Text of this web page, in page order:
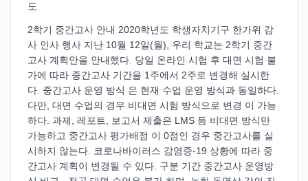
도
2학기 중간고사 안내 2020학년도 학생자치기구 한가위 감
사 인사 행사 지난 10월 12일(월), 우리 학교는 2학기 중간
고사 계획안을 안내했다. 당일 온라인 시험 후 대면 시험 불
가에 따라 중간고사 기간을 1주에서 2주로 변경해 실시한
다. 중간고사 운영 방식 은 현재 수업 운영 방식과 동일하다.
다만, 대면 수업의 경우 비대면 시험 방식으로 변경 이 가능
하다. 과제, 레포트, 보고서 제출은 LMS 등 비대면 방식만
가능하고 중간고사 평가배점 이 0점인 경우 중간고사를 실
시하지 않는다. 코로나바이러스 감염증-19 상황에 따라 중
간고사 계획이 변경될 수 있다. 구분 기간 중간고사 운영방